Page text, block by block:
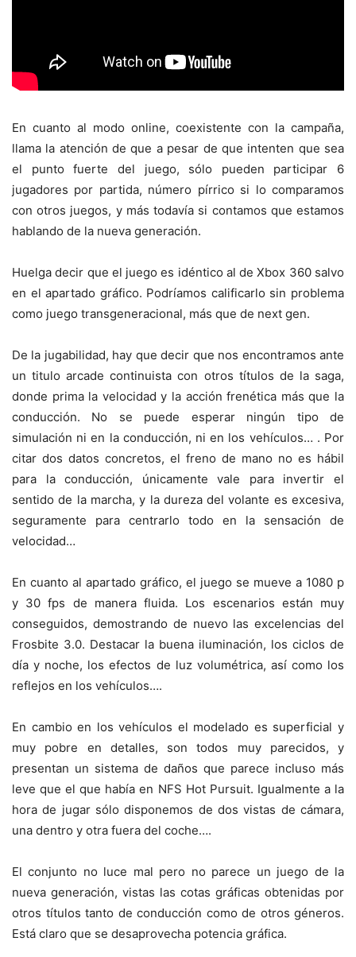
En cuanto al modo online, coexistente con la campaña,
llama la atención de que a pesar de que intenten que sea
el punto fuerte del juego, sólo pueden participar 6
jugadores por partida, número pírrico si lo comparamos
con otros juegos, y más todavía si contamos que estamos
hablando de la nueva generación.
Huelga decir que el juego es idéntico al de Xbox 360 salvo
en el apartado gráfico. Podríamos calificarlo sin problema
como juego transgeneracional, más que de next gen.
De la jugabilidad, hay que decir que nos encontramos ante
un titulo arcade continuista con otros títulos de la saga,
donde prima la velocidad y la acción frenética más que la
conducción. No se puede esperar ningún tipo de
simulación ni en la conducción, ni en los vehículos… . Por
citar dos datos concretos, el freno de mano no es hábil
para la conducción, únicamente vale para invertir el
sentido de la marcha, y la dureza del volante es excesiva,
seguramente para centrarlo todo en la sensación de
velocidad…
En cuanto al apartado gráfico, el juego se mueve a 1080 p
y 30 fps de manera fluida. Los escenarios están muy
conseguidos, demostrando de nuevo las excelencias del
Frosbite 3.0. Destacar la buena iluminación, los ciclos de
día y noche, los efectos de luz volumétrica, así como los
reflejos en los vehículos….
En cambio en los vehículos el modelado es superficial y
muy pobre en detalles, son todos muy parecidos, y
presentan un sistema de daños que parece incluso más
leve que el que había en NFS Hot Pursuit. Igualmente a la
hora de jugar sólo disponemos de dos vistas de cámara,
una dentro y otra fuera del coche….
El conjunto no luce mal pero no parece un juego de la
nueva generación, vistas las cotas gráficas obtenidas por
otros títulos tanto de conducción como de otros géneros.
Está claro que se desaprovecha potencia gráfica.